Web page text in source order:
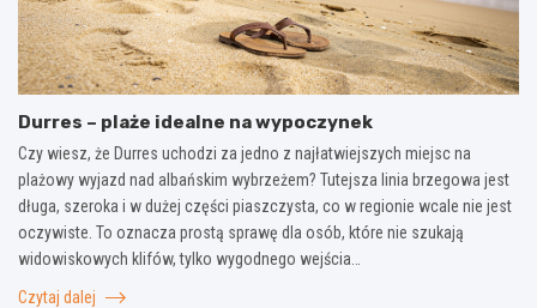
Durres – plaże idealne na wypoczynek
Czy wiesz, że Durres uchodzi za jedno z najłatwiejszych miejsc na
plażowy wyjazd nad albańskim wybrzeżem? Tutejsza linia brzegowa jest
długa, szeroka i w dużej części piaszczysta, co w regionie wcale nie jest
oczywiste. To oznacza prostą sprawę dla osób, które nie szukają
widowiskowych klifów, tylko wygodnego wejścia…
Czytaj dalej